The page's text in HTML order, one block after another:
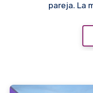
pareja. La